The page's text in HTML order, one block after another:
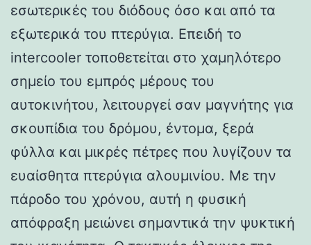
εσωτερικές του διόδους όσο και από τα
εξωτερικά του πτερύγια. Επειδή το
intercooler τοποθετείται στο χαμηλότερο
σημείο του εμπρός μέρους του
αυτοκινήτου, λειτουργεί σαν μαγνήτης για
σκουπίδια του δρόμου, έντομα, ξερά
φύλλα και μικρές πέτρες που λυγίζουν τα
ευαίσθητα πτερύγια αλουμινίου. Με την
πάροδο του χρόνου, αυτή η φυσική
απόφραξη μειώνει σημαντικά την ψυκτική